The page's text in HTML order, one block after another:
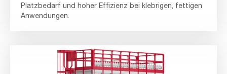
Platzbedarf und hoher Effizienz bei klebrigen, fettigen
Anwendungen.